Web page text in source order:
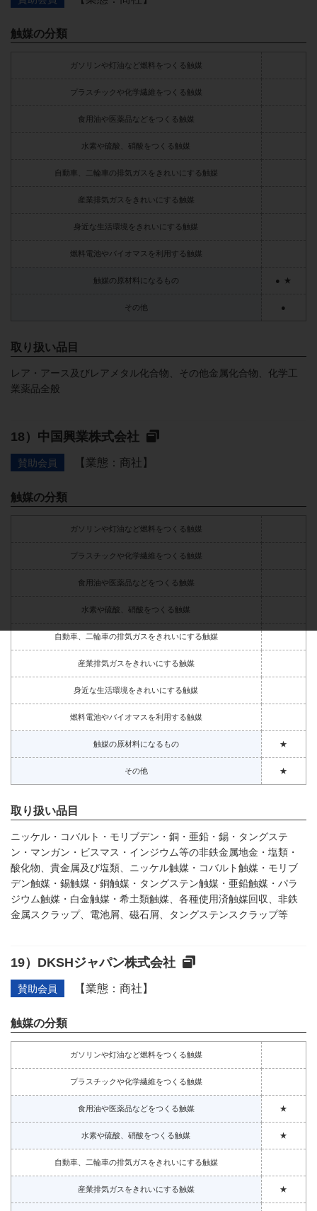
触媒の分類
ガソリンや灯油など燃料をつくる触媒
プラスチックや化学繊維をつくる触媒
食用油や医薬品などをつくる触媒
水素や硫酸、硝酸をつくる触媒
自動車、二輪車の排気ガスをきれいにする触媒
産業排気ガスをきれいにする触媒
身近な生活環境をきれいにする触媒
燃料電池やバイオマスを利用する触媒
触媒の原材料になるもの
その他
● ★
●
取り扱い品目
レア・アース及びレアメタル化合物、その他金属化合物、化学工
業薬品全般
中国興業株式会社
賛助会員 【業態：商社】
触媒の分類
ガソリンや灯油など燃料をつくる触媒
プラスチックや化学繊維をつくる触媒
食用油や医薬品などをつくる触媒
水素や硫酸、硝酸をつくる触媒
自動車、二輪車の排気ガスをきれいにする触媒
産業排気ガスをきれいにする触媒
身近な生活環境をきれいにする触媒
燃料電池やバイオマスを利用する触媒
触媒の原材料になるもの
その他
★
★
取り扱い品目
ニッケル・コバルト・モリブデン・銅・亜鉛・錫・タングステ
ン・マンガン・ビスマス・インジウム等の非鉄金属地金・塩類・
酸化物、貴金属及び塩類、ニッケル触媒・コバルト触媒・モリブ
デン触媒・錫触媒・銅触媒・タングステン触媒・亜鉛触媒・パラ
ジウム触媒・白金触媒・希土類触媒、各種使用済触媒回収、非鉄
金属スクラップ、電池屑、磁石屑、タングステンスクラップ等
DKSHジャパン株式会社
賛助会員 【業態：商社】
触媒の分類
ガソリンや灯油など燃料をつくる触媒
プラスチックや化学繊維をつくる触媒
食用油や医薬品などをつくる触媒
水素や硫酸、硝酸をつくる触媒
自動車、二輪車の排気ガスをきれいにする触媒
産業排気ガスをきれいにする触媒
★
★
★